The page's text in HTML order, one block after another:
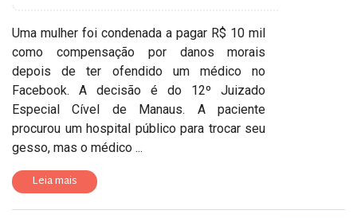
Uma mulher foi condenada a pagar R$ 10 mil
como compensação por danos morais
depois de ter ofendido um médico no
Facebook. A decisão é do 12º Juizado
Especial Cível de Manaus. A paciente
procurou um hospital público para trocar seu
gesso, mas o médico ...
Leia mais